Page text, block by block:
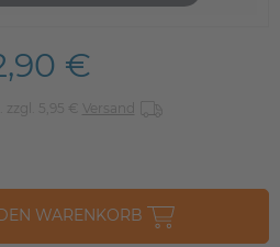
€
zzgl. 5,95 € Versand
WARENKORB